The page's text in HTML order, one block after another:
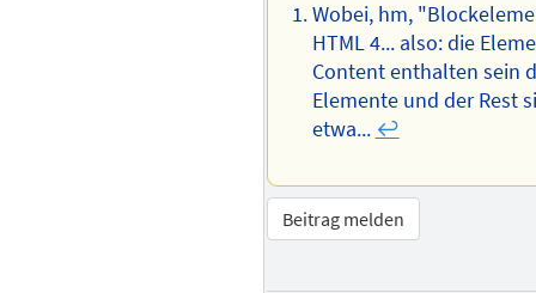
Wobei, hm,
HTML 4... also: die
Content enthalten sein
Elemente und der Rest
etwa... ↩︎
Beitrag melden